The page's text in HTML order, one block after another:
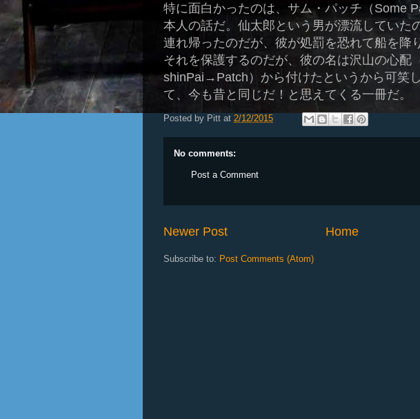
特に面白かったのは、サム・パッチ（Some
本人の話だ。仙太郎という男が漂流していた
連れ帰ったのだが、彼が処罰を恐れて船を降
それを保護するのだが、彼の名は沢山の心配
shinPai→Patch）から付けたというから可笑
て、今も昔と同じだ！と思えてくる一冊だ。
Posted by Pitt at 2/12/2015
No comments:
Post a Comment
Newer Post Home
Subscribe to: Post Comments (Atom)